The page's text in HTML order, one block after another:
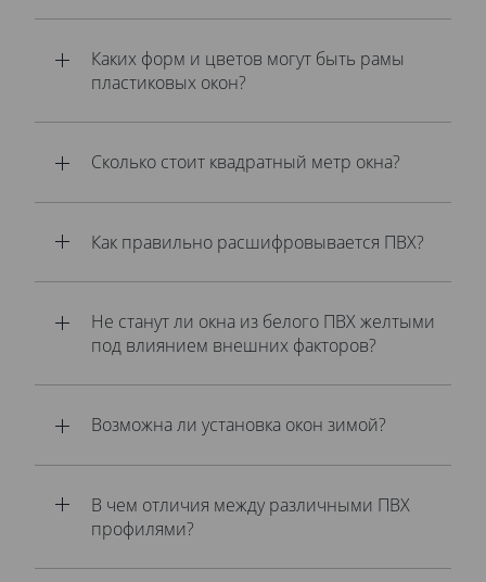
Каких форм и цветов могут быть рамы
пластиковых окон?
Сколько стоит квадратный метр окна?
Как правильно расшифровывается ПВХ?
Не станут ли окна из белого ПВХ желтыми
под влиянием внешних факторов?
Возможна ли установка окон зимой?
В чем отличия между различными ПВХ
профилями?